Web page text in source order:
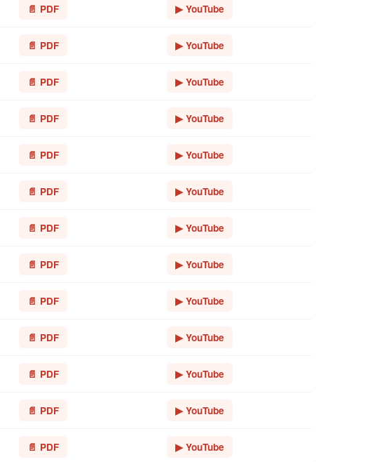
📄 PDF ▶ YouTube
📄 PDF ▶ YouTube
📄 PDF ▶ YouTube
📄 PDF ▶ YouTube
📄 PDF ▶ YouTube
📄 PDF ▶ YouTube
📄 PDF ▶ YouTube
📄 PDF ▶ YouTube
📄 PDF ▶ YouTube
📄 PDF ▶ YouTube
📄 PDF ▶ YouTube
📄 PDF ▶ YouTube
📄 PDF ▶ YouTube